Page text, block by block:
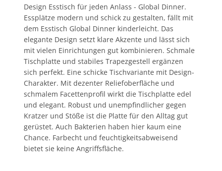
Design Esstisch für jeden Anlass - Global Dinner.
Essplätze modern und schick zu gestalten, fällt mit
dem Esstisch Global Dinner kinderleicht. Das
elegante Design setzt klare Akzente und lässt sich
mit vielen Einrichtungen gut kombinieren. Schmale
Tischplatte und stabiles Trapezgestell ergänzen
sich perfekt. Eine schicke Tischvariante mit Design-
Charakter. Mit dezenter Reliefoberfläche und
schmalem Facettenprofil wirkt die Tischplatte edel
und elegant. Robust und unempfindlicher gegen
Kratzer und Stöße ist die Platte für den Alltag gut
gerüstet. Auch Bakterien haben hier kaum eine
Chance. Farbecht und feuchtigkeitsabweisend
bietet sie keine Angriffsfläche.